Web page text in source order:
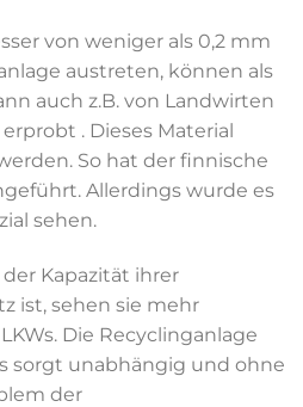
von weniger als 0,2 mm
austreten, können als
auch z.B. von Landwirten
. Dieses Material
So hat der finnische
Allerdings wurde es
sehen.
Kapazität ihrer
ist, sehen sie mehr
Die Recyclinganlage
sorgt unabhängig und ohne
der